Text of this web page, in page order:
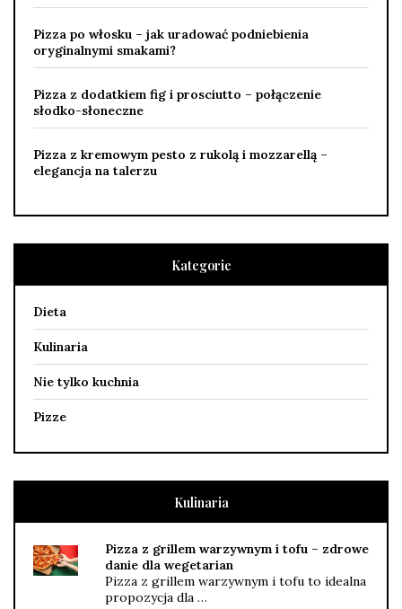
Pizza po włosku – jak uradować podniebienia
oryginalnymi smakami?
Pizza z dodatkiem fig i prosciutto – połączenie
słodko-słoneczne
Pizza z kremowym pesto z rukolą i mozzarellą –
elegancja na talerzu
Kategorie
Dieta
Kulinaria
Nie tylko kuchnia
Pizze
Kulinaria
Pizza z grillem warzywnym i tofu – zdrowe
danie dla wegetarian
Pizza z grillem warzywnym i tofu to idealna
propozycja dla …